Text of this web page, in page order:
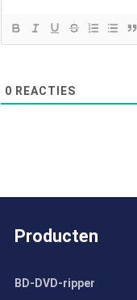
0 REACTIES
Producten
BD-DVD-ripper